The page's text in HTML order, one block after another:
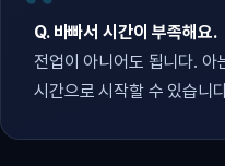
Q. 바빠서 시간이 부족해요.
전업이 아니어도 됩니다. 아
시간으로 시작할 수 있습니